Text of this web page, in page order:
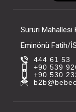
Sururi Mahallesi
Eminönü Fatih/
444 61 53
+90 539
+90 530